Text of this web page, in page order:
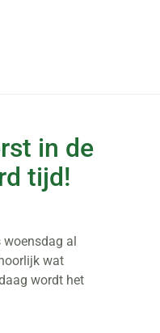
in de
tijd!
woensdag al
wat
wordt het